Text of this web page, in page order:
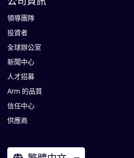
領導團隊
投資者
全球辦公室
新聞中心
人才招募
Arm 的品質
信任中心
供應商